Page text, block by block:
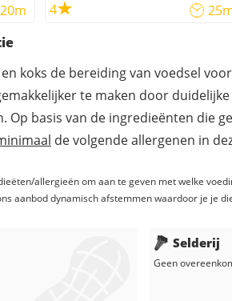
20m
4
koks de bereiding van voedsel
te maken door
Op basis van de ingredieënten die
de volgende allergenen in
allergieën om aan te geven met welke
aanbod dynamisch afstemmen waardoor je je
Selderij
Geen